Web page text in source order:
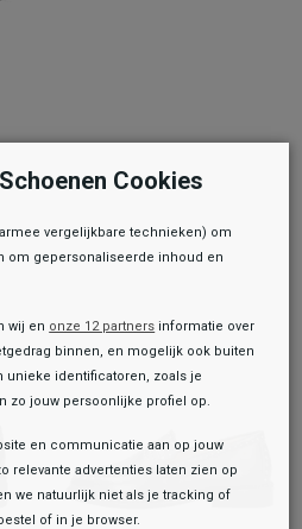
Cookies
vergelijkbare technieken) om
om gepersonaliseerde inhoud en
wij en onze 12 partners informatie over
binnen, en mogelijk ook buiten
unieke identificatoren, zoals je
zo jouw persoonlijke profiel op.
en communicatie aan op jouw
relevante advertenties laten zien op
we natuurlijk niet als je tracking of
of in je browser.